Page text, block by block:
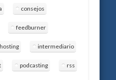
consejos
feedburner
hosting intermediario
podcasting rss